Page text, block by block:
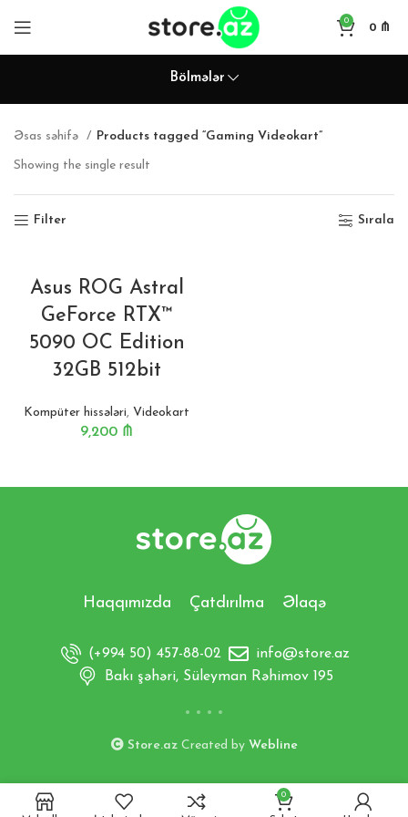
0
0 ₼
Bölmələr
Əsas səhifə Products tagged “Gaming Videokart”
Showing the single result
Filter Sırala
Asus ROG Astral
GeForce RTX™
5090 OC Edition
32GB 512bit
Kompüter hissələri, Videokart
9,200 ₼
Haqqımızda Çatdırılma Əlaqə
(+994 50) 457-88-02
info@store.az
Bakı şəhəri, Süleyman Rəhimov 195
Store.azCreated by Webline
0